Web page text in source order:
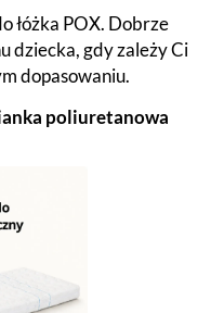
łóżka POX. Dobrze
dziecka, gdy zależy Ci
dopasowaniu.
poliuretanowa